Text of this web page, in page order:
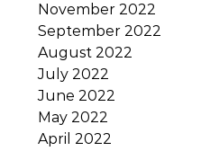
November 2022
September 2022
August 2022
July 2022
June 2022
May 2022
April 2022